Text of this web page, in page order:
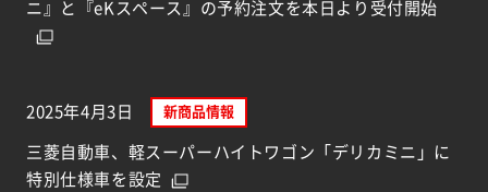
ニ』と『eKスペース』の予約注文を本日より受付開始
2025年4月3日 新商品情報
三菱自動車、軽スーパーハイトワゴン「デリカミニ」に
特別仕様車を設定